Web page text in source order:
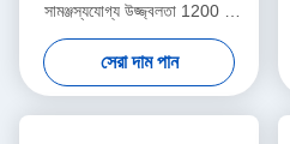
সামঞ্জস্যযোগ্য উজ্জ্বলতা 1200 1
বিপরীতে অনুপাত উইন্ডোর জন্য এলসিডি
ডিসপ্লে
সেরা দাম পান